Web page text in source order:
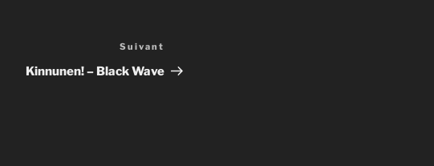
suivant
Suivant
Kinnunen! – Black Wave